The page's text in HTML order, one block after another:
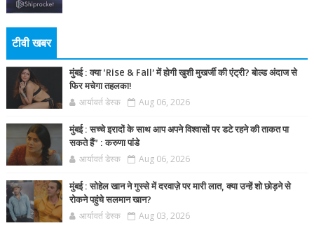
टीवी खबर
मुंबई : क्या ‘Rise & Fall’ में होगी खुशी मुखर्जी की एंट्री? बोल्ड अंदाज से
फिर मचेगा तहलका!
आर्यावर्त डेस्क Aug 06, 2026
मुंबई : सच्चे इरादों के साथ आप अपने विश्वासों पर डटे रहने की ताकत पा
सकते हैं” : करुणा पांडे
आर्यावर्त डेस्क Aug 06, 2026
मुंबई : सोहेल खान ने गुस्से में दरवाज़े पर मारी लात, क्या उन्हें शो छोड़ने से
रोकने पहुंचे सलमान खान?
आर्यावर्त डेस्क Aug 03, 2026